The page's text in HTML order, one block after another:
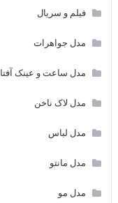
فیلم و سریال
مدل جواهرات
مدل ساعت و عینک
مدل لاک ناخن
مدل لباس
مدل مانتو
مدل مو